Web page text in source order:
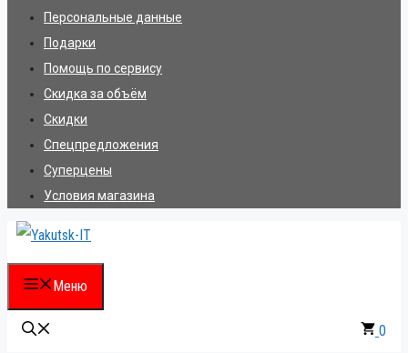
Персональные данные
Подарки
Помощь по сервису
Скидка за объём
Скидки
Спецпредложения
Суперцены
Условия магазина
Меню
0